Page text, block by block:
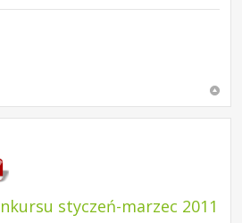
styczeń-marzec 2011